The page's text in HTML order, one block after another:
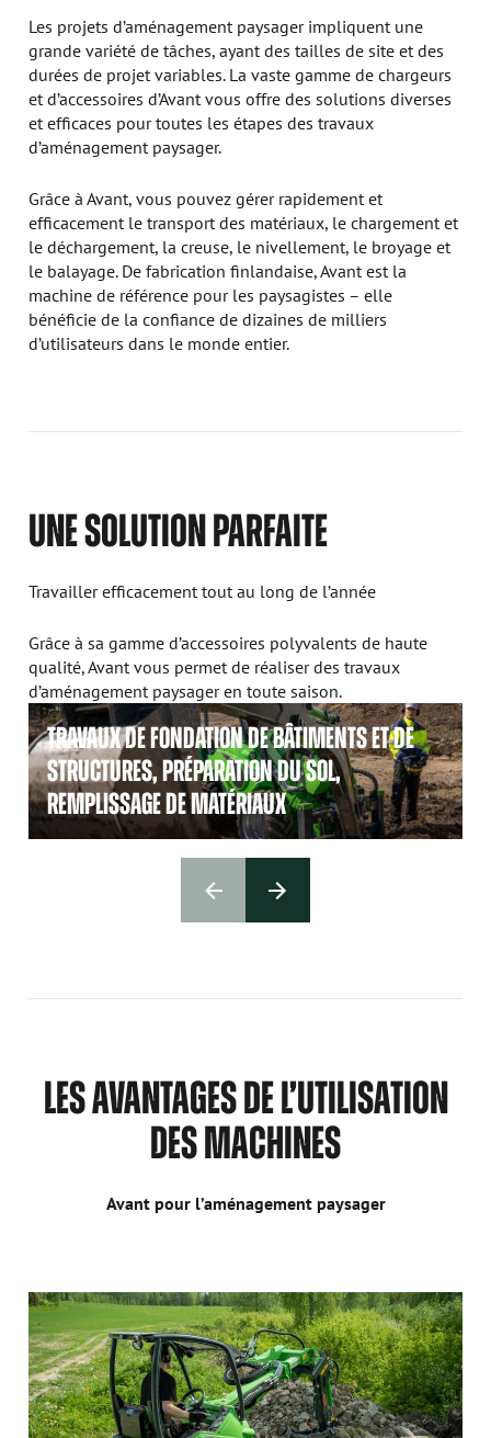
Les projets d’aménagement paysager impliquent une
grande variété de tâches, ayant des tailles de site et des
durées de projet variables. La vaste gamme de chargeurs
et d’accessoires d’Avant vous offre des solutions diverses
et efficaces pour toutes les étapes des travaux
d’aménagement paysager.
Grâce à Avant, vous pouvez gérer rapidement et
efficacement le transport des matériaux, le chargement et
le déchargement, la creuse, le nivellement, le broyage et
le balayage. De fabrication finlandaise, Avant est la
machine de référence pour les paysagistes – elle
bénéficie de la confiance de dizaines de milliers
d’utilisateurs dans le monde entier.
UNE SOLUTION PARFAITE
Travailler efficacement tout au long de l’année
Grâce à sa gamme d’accessoires polyvalents de haute
qualité, Avant vous permet de réaliser des travaux
d’aménagement paysager en toute saison.
TRAVAUX DE FONDATION DE BÂTIMENTS ET DE
STRUCTURES, PRÉPARATION DU SOL,
REMPLISSAGE DE MATÉRIAUX
LES AVANTAGES DE L’UTILISATION
DES MACHINES
Avant pour l’aménagement paysager